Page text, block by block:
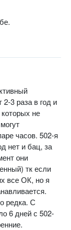
3 раза в год и
не
часов. 502-я
нет и бац, за
они
тк если
все ОК, но я
редка. С
6 дней с 502-